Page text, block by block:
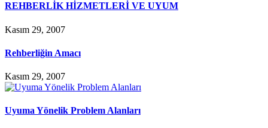
REHBERLİK HİZMETLERİ VE UYUM
Kasım 29, 2007
Rehberliğin Amacı
Kasım 29, 2007
Uyuma Yönelik Problem Alanları